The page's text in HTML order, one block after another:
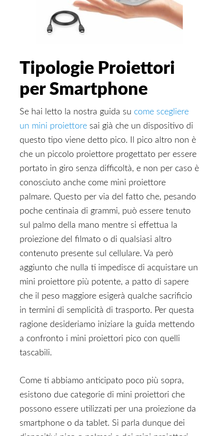
Tipologie Proiettori
per Smartphone
Se hai letto la nostra guida su come scegliere
un mini proiettore sai già che un dispositivo di
questo tipo viene detto pico. Il pico altro non è
che un piccolo proiettore progettato per essere
portato in giro senza difficoltà, e non per caso è
conosciuto anche come mini proiettore
palmare. Questo per via del fatto che, pesando
poche centinaia di grammi, può essere tenuto
sul palmo della mano mentre si effettua la
proiezione del filmato o di qualsiasi altro
contenuto presente sul cellulare. Va però
aggiunto che nulla ti impedisce di acquistare un
mini proiettore più potente, a patto di sapere
che il peso maggiore esigerà qualche sacrificio
in termini di semplicità di trasporto. Per questa
ragione desideriamo iniziare la guida mettendo
a confronto i mini proiettori pico con quelli
tascabili.
Come ti abbiamo anticipato poco più sopra,
esistono due categorie di mini proiettori che
possono essere utilizzati per una proiezione da
smartphone o da tablet. Si parla dunque dei